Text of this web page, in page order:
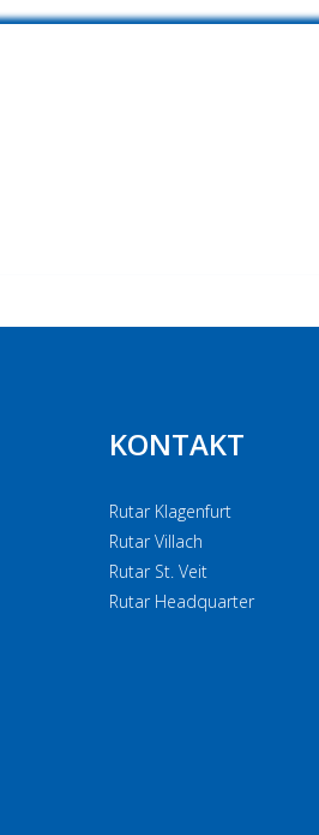
KONTAKT
Rutar Klagenfurt
Rutar Villach
Rutar St. Veit
Rutar Headquarter